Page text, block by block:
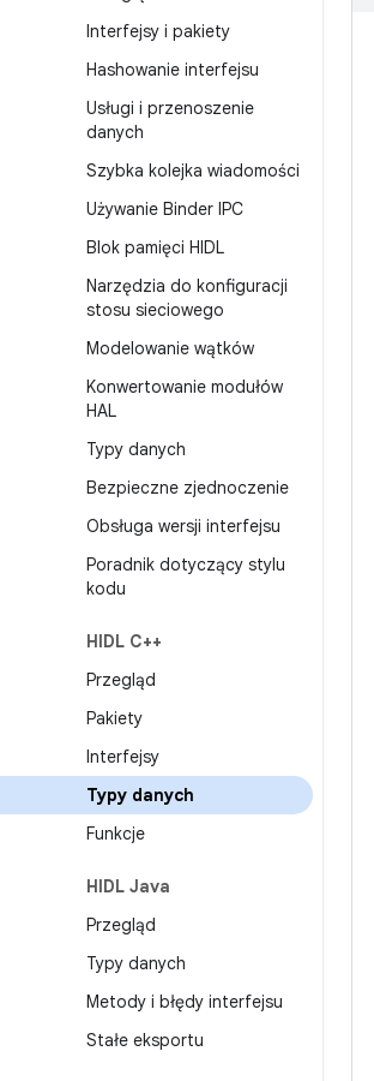
Interfejsy i pakiety
Hashowanie interfejsu
Usługi i przenoszenie
danych
Szybka kolejka wiadomości
Używanie Binder IPC
Blok pamięci HIDL
Narzędzia do konfiguracji
stosu sieciowego
Modelowanie wątków
Konwertowanie modułów
HAL
Typy danych
Bezpieczne zjednoczenie
Obsługa wersji interfejsu
Poradnik dotyczący stylu
kodu
HIDL C++
Przegląd
Pakiety
Interfejsy
Typy danych
Funkcje
HIDL Java
Przegląd
Typy danych
Metody i błędy interfejsu
Stałe eksportu